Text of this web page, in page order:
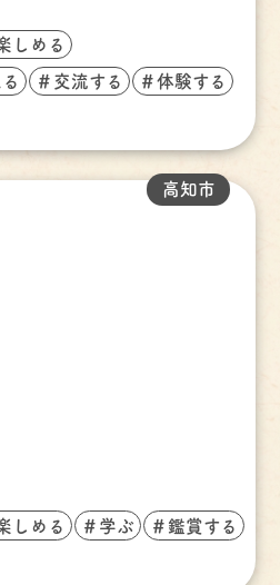
しめる
＃交流する ＃体験する
高知市
しめる ＃学ぶ ＃鑑賞する